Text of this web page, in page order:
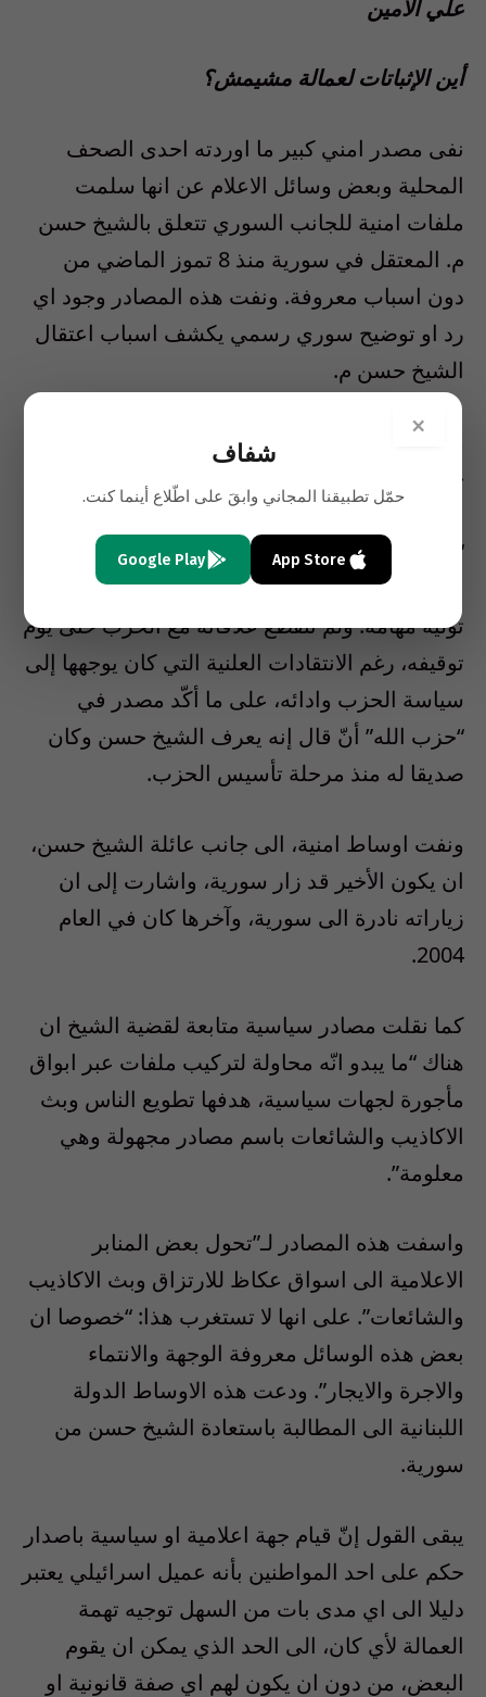
علي الامين
أين الإثباتات لعمالة مشيمش؟
نفى مصدر امني كبير ما اوردته احدى الصحف
المحلية وبعض وسائل الاعلام عن انها سلمت
ملفات امنية للجانب السوري تتعلق بالشيخ حسن
م. المعتقل في سورية منذ 8 تموز الماضي من
دون اسباب معروفة. ونفت هذه المصادر وجود اي
رد او توضيح سوري رسمي يكشف اسباب اعتقال
الشيخ حسن م.
واستبعدت مصادر في “حزب الله” ان يكون الشيخ
حسن م. متورطا في علاقة مع العدو. والجدير ذكره
ان الشيخ حسن كان مساعدا للامين العام في
“حزب الله” وكانت له مسؤوليات طيلة 12 عاما،
وقد اوفده “حزب الله” الى دول اوروبية عدة خلال
توليه مهامه. ولم تنقطع علاقاته مع الحزب حتى يوم
توقيفه، رغم الانتقادات العلنية التي كان يوجهها إلى
سياسة الحزب وادائه، على ما أكّد مصدر في
“حزب الله” أنّ قال إنه يعرف الشيخ حسن وكان
صديقا له منذ مرحلة تأسيس الحزب.
ونفت اوساط امنية، الى جانب عائلة الشيخ حسن،
ان يكون الأخير قد زار سورية، واشارت إلى ان
زياراته نادرة الى سورية، وآخرها كان في العام
2004.
كما نقلت مصادر سياسية متابعة لقضية الشيخ ان
هناك “ما يبدو انّه محاولة لتركيب ملفات عبر ابواق
مأجورة لجهات سياسية، هدفها تطويع الناس وبث
الاكاذيب والشائعات باسم مصادر مجهولة وهي
معلومة”.
واسفت هذه المصادر لـ”تحول بعض المنابر
الاعلامية الى اسواق عكاظ للارتزاق وبث الاكاذيب
والشائعات”. على انها لا تستغرب هذا: “خصوصا ان
بعض هذه الوسائل معروفة الوجهة والانتماء
والاجرة والايجار”. ودعت هذه الاوساط الدولة
اللبنانية الى المطالبة باستعادة الشيخ حسن من
سورية.
يبقى القول إنّ قيام جهة اعلامية او سياسية باصدار
حكم على احد المواطنين بأنه عميل اسرائيلي يعتبر
دليلا الى اي مدى بات من السهل توجيه تهمة
العمالة لأي كان، الى الحد الذي يمكن ان يقوم
البعض، من دون ان يكون لهم اي صفة قانونية او
×
شفاف
حمّل تطبيقنا المجاني وابقَ على اطّلاع أينما كنت.
App Store
Google Play